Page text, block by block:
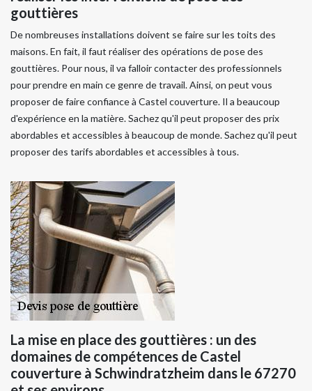
gouttières
De nombreuses installations doivent se faire sur les toits des
maisons. En fait, il faut réaliser des opérations de pose des
gouttières. Pour nous, il va falloir contacter des professionnels
pour prendre en main ce genre de travail. Ainsi, on peut vous
proposer de faire confiance à Castel couverture. Il a beaucoup
d'expérience en la matière. Sachez qu'il peut proposer des prix
abordables et accessibles à beaucoup de monde. Sachez qu'il peut
proposer des tarifs abordables et accessibles à tous.
La mise en place des gouttières : un des
domaines de compétences de Castel
couverture à Schwindratzheim dans le 67270